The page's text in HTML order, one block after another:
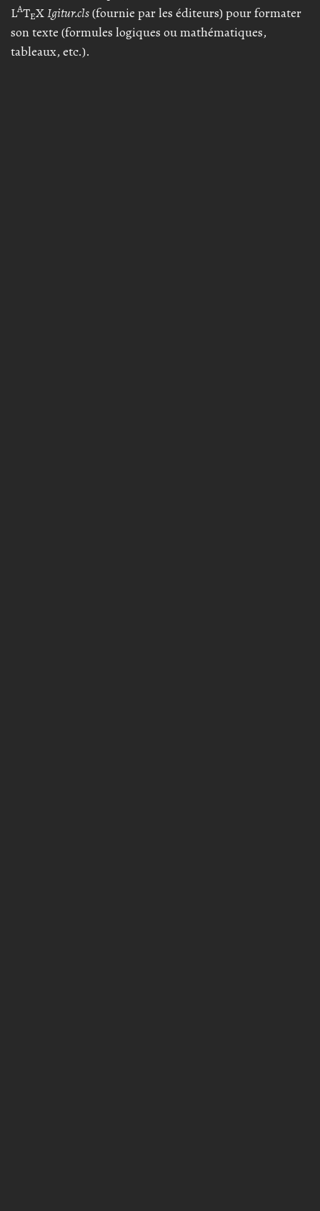
LATEXIgitur.cls(fournie par les éditeurs) pour formater
son texte (formules logiques ou mathématiques,
tableaux, etc.).